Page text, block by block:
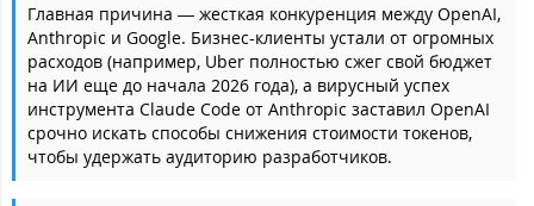
Главная причина — жесткая конкуренция между OpenAI,
Anthropic и Google. Бизнес-клиенты устали от огромных
расходов (например, Uber полностью сжег свой бюджет
на ИИ еще до начала 2026 года), а вирусный успех
инструмента Claude Code от Anthropic заставил OpenAI
срочно искать способы снижения стоимости токенов,
чтобы удержать аудиторию разработчиков.